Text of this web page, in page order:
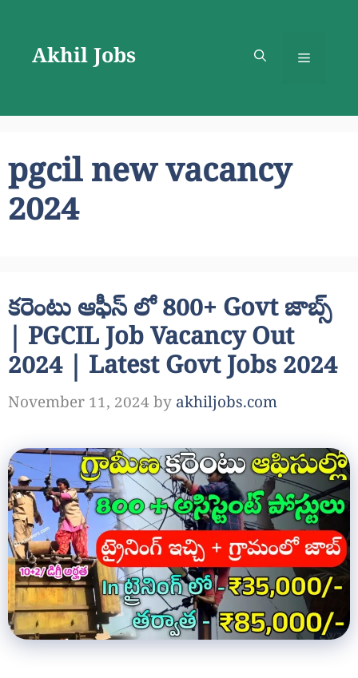
contentAkhil Jobs Menu
pgcil new vacancy
2024
కరెంటు ఆఫీస్ లో 800+ Govt జాబ్స్
| PGCIL Job Vacancy Out
2024 | Latest Govt Jobs 2024
November 11, 2024by akhiljobs.com